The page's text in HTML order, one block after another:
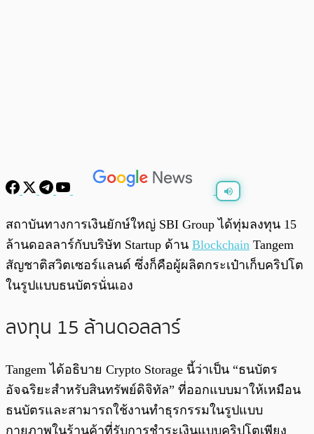
0:00
สถาบันทางการเงินยักษ์ใหญ่ SBI Group ได้ทุ่มลงทุน 15
ล้านดอลลาร์กับบริษัท Startup ด้าน Blockchain Tangem
สัญชาติสวิตเซอร์แลนด์ ซึ่งก็คือผู้ผลิตกระเป๋าเก็บคริปโต
ในรูปแบบธนบัตรนั่นเอง
ลงทุน 15 ล้านดอลลาร์
Tangem ได้อธิบาย Crypto Storage นี้ว่าเป็น “ธนบัตร
อัจฉริยะสำหรับสินทรัพย์ดิจิทัล” ที่ออกแบบมาให้เหมือน
ธนบัตรและสามารถใช้งานทำธุรกรรมในรูปแบบ
กายภาพในร้านค้าที่รับการชำระเงินแบบคริปโตเพียง